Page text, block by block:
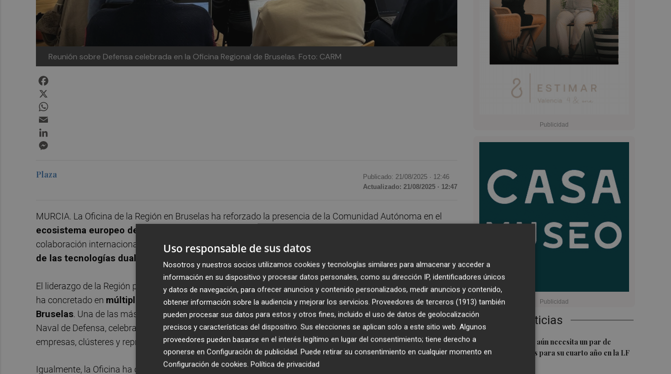
Reunión sobre Defensa celebrada en la Oficina Regional de Bruselas. Foto: CARM
Últimas Noticias
1
El Hozono Jairis aún necesita un par de
incorporaciones para su cuarto año en la LF
Plaza Publicado: 21/08/2025 · 12:46
Actualizado: 21/08/2025 · 12:47
MURCIA. La Oficina de la Región en Bruselas ha reforzado la presencia de la Comunidad Autónoma en el
ecosistema europeo de defensa,
colaboración internacional destinadas a potenciar el protagonismo de en la industria de seguridad y
de las tecnologías duales.
El liderazgo de la Región para que la agenda europea incorpore a los ecosistemas regionales de defensa se
ha concretado en múltiples iniciativas que han contado con la participación activa de la Oficina de
Bruselas. Una de las más destacadas fue la organización de la Conferencia Europea sobre la Industria
Naval de Defensa, celebrada en Cartagena los días 6 y 7 de marzo de 2025, que congregó a más de 300
empresas, clústeres y representantes institucionales del sector naval europeo.
Igualmente, la Oficina ha colaborado activamente en acciones paraentretejer nuevas alianzas y
Uso responsable de sus datos
Nosotros y nuestros socios utilizamos cookies y tecnologías similares para almacenar y acceder a
información en su dispositivo y procesar datos personales, como su dirección IP, identificadores únicos
y datos de navegación, para ofrecer anuncios y contenido personalizados, medir anuncios y contenido,
obtener información sobre la audiencia y mejorar los servicios. Proveedores de terceros (1913) también
pueden procesar sus datos para estos y otros fines, incluido el uso de datos de geolocalización
precisos y características del dispositivo. Sus elecciones se aplican solo a este sitio web. Algunos
proveedores pueden basarse en el interés legítimo en lugar del consentimiento; tiene derecho a
oponerse en Configuración de publicidad. Puede retirar su consentimiento en cualquier momento en
Configuración de cookies. Política de privacidad